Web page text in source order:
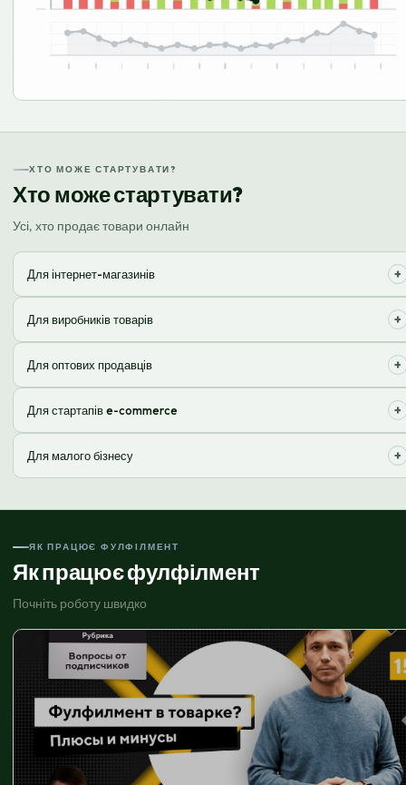
ХТО МОЖЕ СТАРТУВАТИ?
Хто може стартувати?
Усі, хто продає товари онлайн
Для інтернет-магазинів +
Для виробників товарів
+
країні.
Для оптових продавців +
приміщення.
Для стартапів e-commerce +
Для малого бізнесу
+
бізнесу.
ЯК ПРАЦЮЄ ФУЛФІЛМЕНТ
Як працює фулфілмент
Почніть роботу швидко